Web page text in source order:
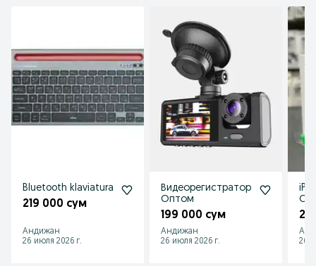
Bluetooth klaviatura
219 000 сум
Андижан
26 июля 2026 г.
Видеорегистратор
Оптом
199 000 сум
Андижан
26 июля 2026 г.
iP
26